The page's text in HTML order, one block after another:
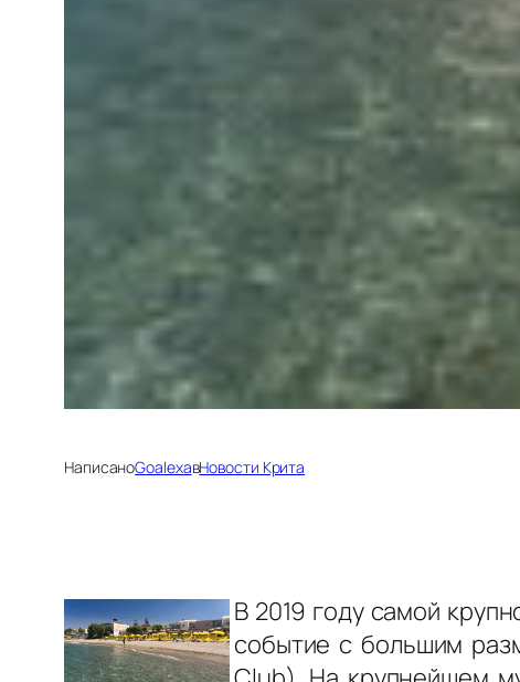
НаписаноGoalexaвНовости Крита
В 2019 году самой
событие с большим